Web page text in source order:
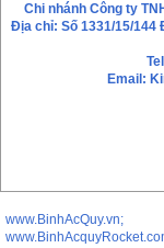
Chi nhánh Công ty
Địa chỉ: Số 1331/15/144
Email: